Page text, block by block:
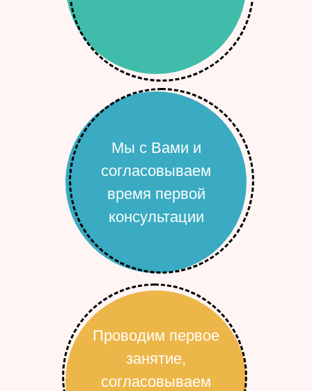
Мы с Вами и
согласовываем
время первой
консультации
Проводим первое
занятие,
согласовываем